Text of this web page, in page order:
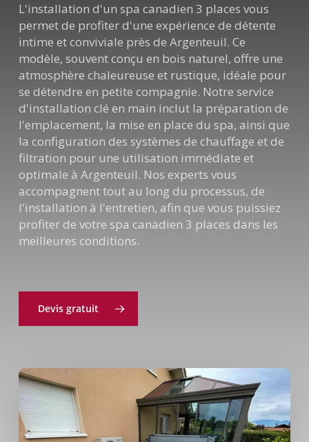
L'installation d'un spa canadien 3 places vous
permet de profiter d'une expérience de détente
intime et conviviale près de Argenteuil. Ce
modèle, souvent conçu en bois naturel, offre une
atmosphère chaleureuse et rustique, idéale pour
se détendre en petite compagnie. Notre service
d'installation clé en main inclut la préparation de
l'emplacement, la mise en place du spa, ainsi que
la configuration des systèmes de chauffage et de
filtration pour une utilisation immédiate et
optimale à Argenteuil. Nos experts vous
accompagnent tout au long du processus, de
l'installation à l'entretien, afin que vous puissiez
profiter de votre spa canadien 3 places dans les
meilleures conditions.
Devis gratuit